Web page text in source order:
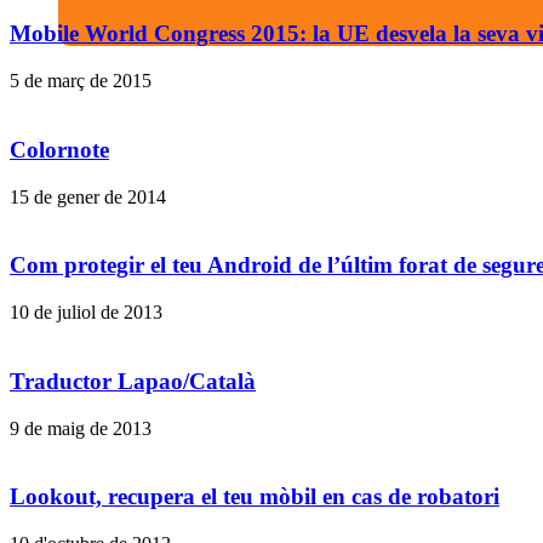
Mobile World Congress 2015: la UE desvela la seva
5 de març de 2015
Colornote
15 de gener de 2014
Com protegir el teu Android de l’últim forat de
10 de juliol de 2013
Traductor Lapao/Català
9 de maig de 2013
Lookout, recupera el teu mòbil en cas de robatori